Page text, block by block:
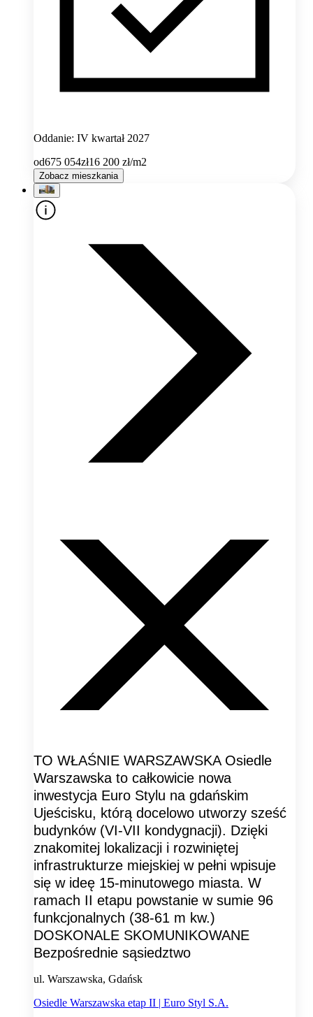
Oddanie: IV kwartał 2027
od675 054zł16 200 zł/m2
Zobacz mieszkania
TO WŁAŚNIE WARSZAWSKA Osiedle
Warszawska to całkowicie nowa
inwestycja Euro Stylu na gdańskim
Ujeścisku, którą docelowo utworzy sześć
budynków (VI-VII kondygnacji). Dzięki
znakomitej lokalizacji i rozwiniętej
infrastrukturze miejskiej w pełni wpisuje
się w ideę 15-minutowego miasta. W
ramach II etapu powstanie w sumie 96
funkcjonalnych (38-61 m kw.)
DOSKONALE SKOMUNIKOWANE
Bezpośrednie sąsiedztwo
ul. Warszawska, Gdańsk
Osiedle Warszawska etap II | Euro Styl S.A.